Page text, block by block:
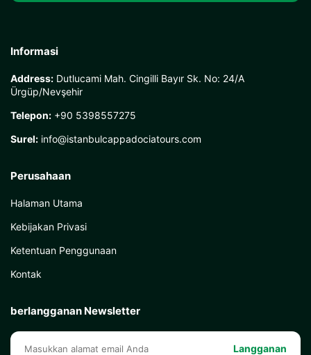
Informasi
Address: Dutlucami Mah. Cingilli Bayır Sk. No: 24/A
Ürgüp/Nevşehir
Telepon: +90 5398557275
Surel: info@istanbulcappadociatours.com
Perusahaan
Halaman Utama
Kebijakan Privasi
Ketentuan Penggunaan
Kontak
berlangganan Newsletter
Langganan